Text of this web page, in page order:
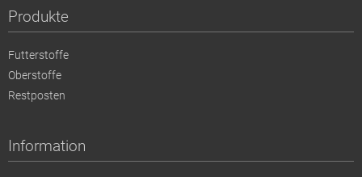
Produkte
Futterstoffe
Oberstoffe
Restposten
Information